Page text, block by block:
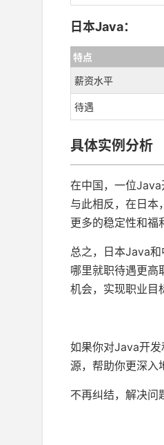
日本Java：
特点
薪资水平
待遇
具体实例分析
在中国，一位Java
与此相反，在日本
更多的稳定性和福
总之，日本Java
哪里就职待遇更高
机会，实现职业目
如果你对Java开
源，帮助你更深入
不再纠结，解决问